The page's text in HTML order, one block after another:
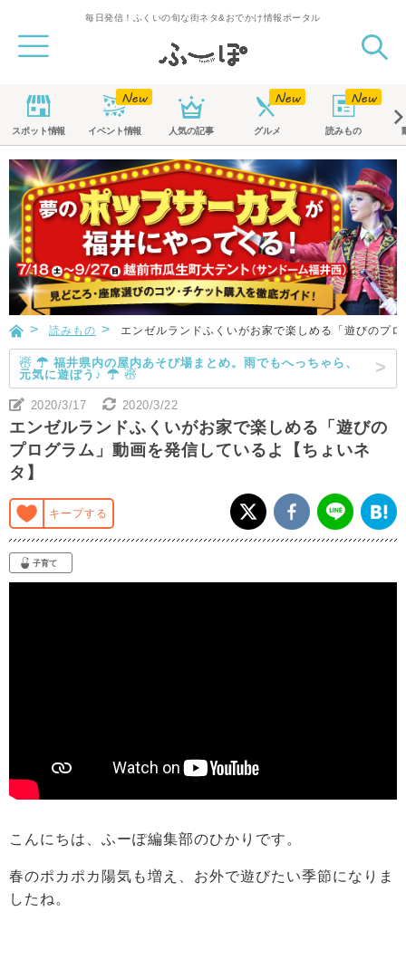
毎日発信！ふくいの旬な街ネタ&おでかけ情報ポータル
スポット情報 イベント情報 人気の記事 グルメ 読みもの
読みもの エンゼルランドふくいがお家で楽しめる「遊びのプ
☃ ☂ 福井県内の屋内あそび場まとめ。雨でもへっちゃら、
元気に遊ぼう♪ ☂ ☃
2020/3/17 2020/3/22
エンゼルランドふくいがお家で楽しめる「遊びの
プログラム」動画を発信しているよ【ちょいネ
タ】
キープする
子育て
こんにちは、ふーぽ編集部のひかりです。
春のポカポカ陽気も増え、お外で遊びたい季節になりま
したね。